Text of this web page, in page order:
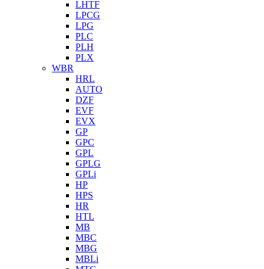
LHTF
LPCG
LPG
PLC
PLH
PLX
WBR
HRL
AUTO
DZF
EVF
EVX
GP
GPC
GPL
GPLG
GPLi
HP
HPS
HR
HTL
MB
MBC
MBG
MBLi